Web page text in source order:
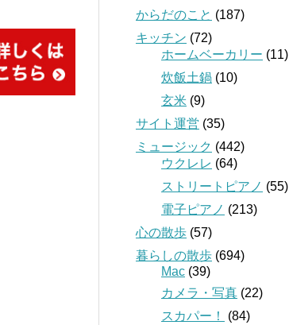
からだのこと (187)
キッチン (72)
ホームベーカリー (11)
炊飯土鍋 (10)
玄米 (9)
サイト運営 (35)
ミュージック (442)
ウクレレ (64)
ストリートピアノ (55)
電子ピアノ (213)
心の散歩 (57)
暮らしの散歩 (694)
Mac (39)
カメラ・写真 (22)
スカパー！
(84)